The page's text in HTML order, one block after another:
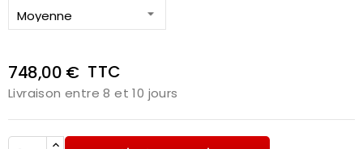
748,00 € TTC
Livraison entre 8 et 10 jours